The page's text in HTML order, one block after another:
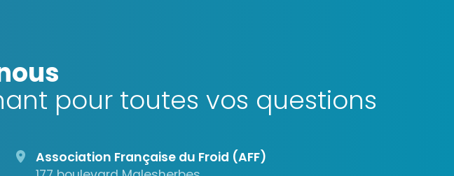
pour toutes vos questions
Association Française du Froid (AFF)